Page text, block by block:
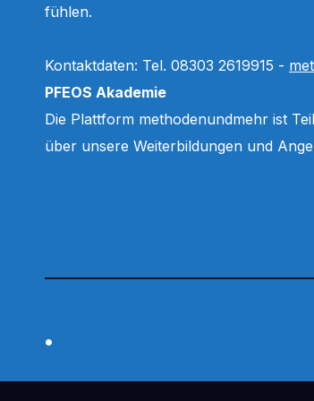
fühlen.
Kontaktdaten: Tel. 08303 2619915 -
PFEOS Akademie
Die Plattform methodenundmehr ist
über unsere Weiterbildungen und
.